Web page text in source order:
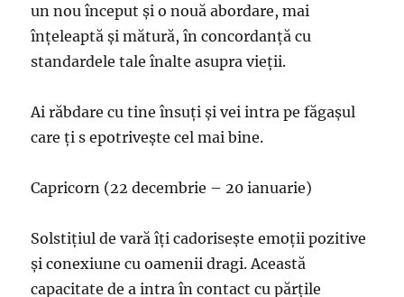
un nou început și o nouă abordare, mai
înțeleaptă și mătură, în concordanță cu
standardele tale înalte asupra vieții.
Ai răbdare cu tine însuți și vei intra pe făgașul
care ți s epotrivește cel mai bine.
Capricorn (22 decembrie – 20 ianuarie)
Solstițiul de vară îți cadorisește emoții pozitive
și conexiune cu oamenii dragi. Această
capacitate de a intra în contact cu părțile